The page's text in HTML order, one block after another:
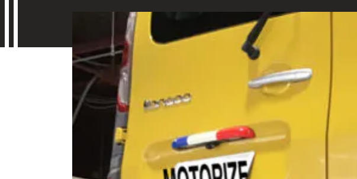
電話・メール
お問い合わせ
Contact